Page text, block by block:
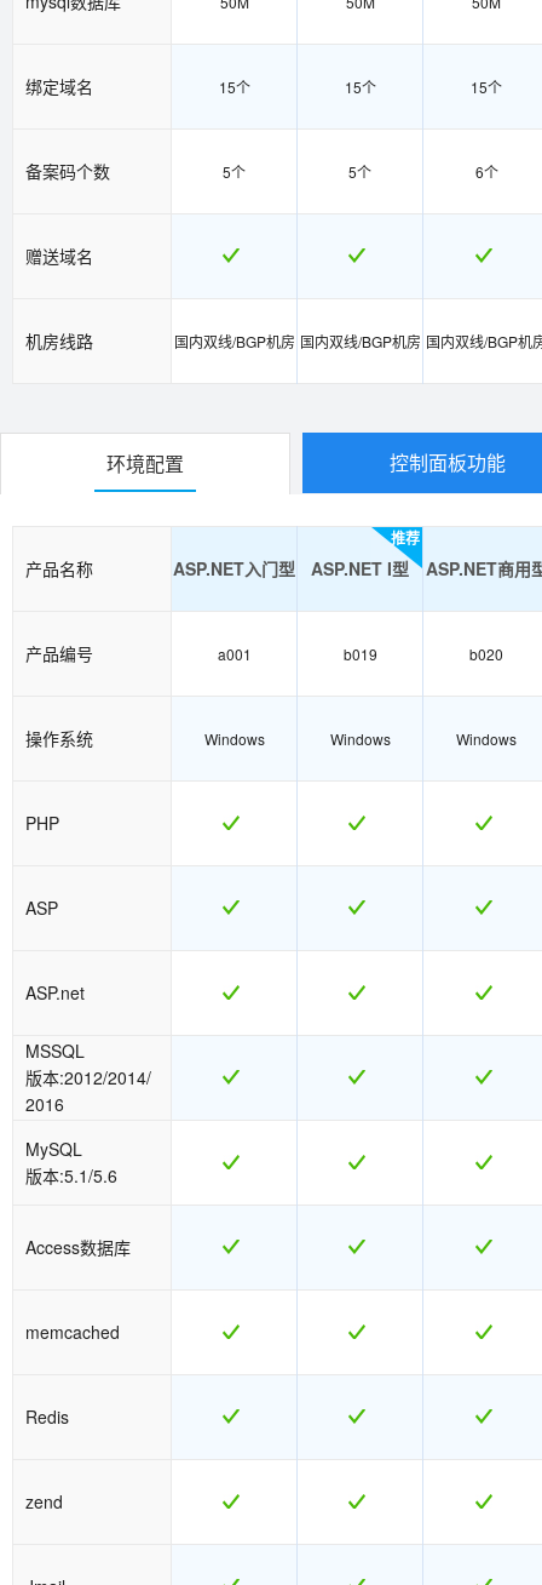
绑定域名 15个 15个 15个
备案码个数 5个 5个 6个
赠送域名
机房线路 国内双线/BGP机房 国内双线/BGP机房 国内双线/BGP机
环境配置 控制面板功能
产品名称 ASP.NET入门型
推荐
ASP.NET I型 ASP.NET商用
产品编号 a001 b019 b020
操作系统 Windows Windows Windows
PHP
ASP
ASP.net
MSSQL
版本:2012/2014/
2016
MySQL
版本:5.1/5.6
Access数据库
memcached
Redis
zend